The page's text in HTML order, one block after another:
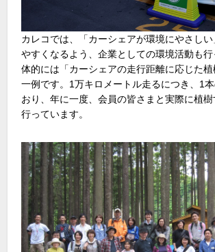
カレコでは、「カーシェアが環境にやさしい
やすくなるよう、企業としての環境活動も
体的には「カーシェアの走行距離に応じた
一例です。1万キロメートル走るにつき、1
おり、年に一度、会員の皆さまと実際に植
行っています。